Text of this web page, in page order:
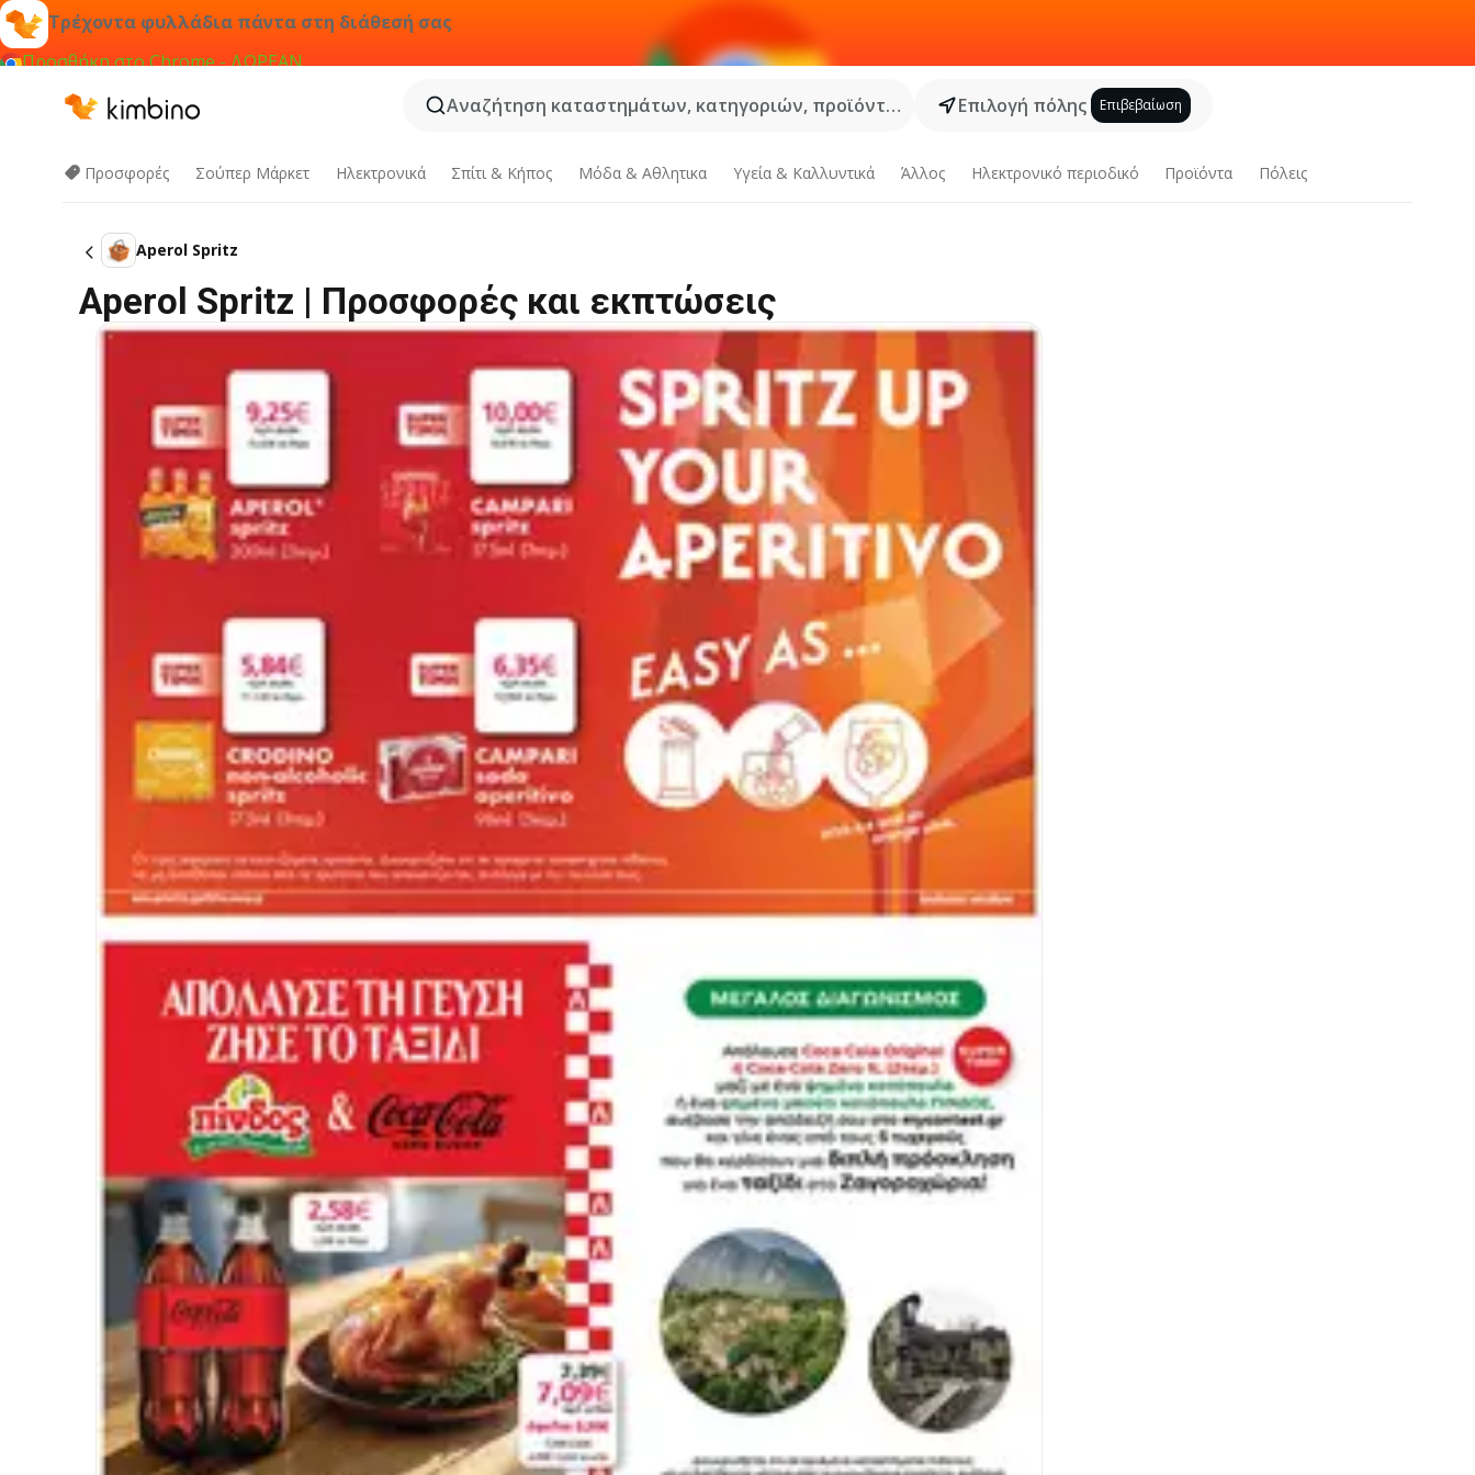
Τρέχοντα φυλλάδια πάντα στη διάθεσή σας
Προσθήκη στο Chrome - ΔΩΡΕΑΝ
Αναζήτηση καταστημάτων, κατηγοριών, προϊόντων...
Επιλογή πόλης Επιβεβαίωση
Προσφορές Σούπερ Μάρκετ Hλεκτρονικά Σπίτι & Κήπος Μόδα & Aθλητικα Υγεία & Καλλυντικά Άλλος Ηλεκτρονικό περιοδικό Προϊόντα Πόλεις
Aperol Spritz
Aperol Spritz | Προσφορές και εκπτώσεις